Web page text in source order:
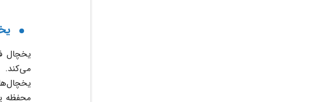
یخچال‌
می‌کند.